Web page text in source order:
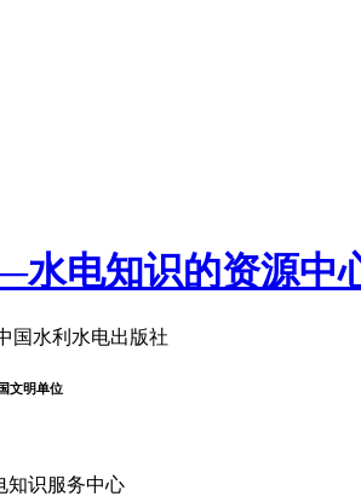
电知识的资源中
国水利水电出版社
文明单位
知识服务中心